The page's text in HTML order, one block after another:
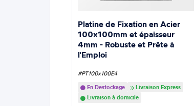
Platine de Fixation en Acier
100x100mm et épaisseur
4mm - Robuste et Prête à
l'Emploi
#PT100x100E4
En Destockage
Livraison Express
Livraison à domicile